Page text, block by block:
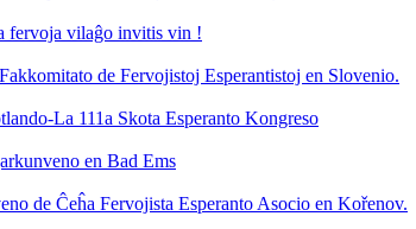
fervoja vilaĝo invitis vin !
de Fervojistoj Esperantistoj en Slovenio.
La 111a Skota Esperanto Kongreso
en Bad Ems
de Ĉeĥa Fervojista Esperanto Asocio en Kořenov.